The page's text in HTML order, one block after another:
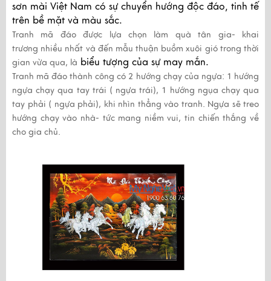
sơn mài Việt Nam có sự chuyển hướng độc đáo, tinh tế
trên bề mặt và màu sắc.
Tranh mã đáo được lựa chọn làm quà tân gia- khai
trương nhiều nhất và đến mẫu thuận buồm xuôi gió trong thời
gian vừa qua, là biểu tượng của sự may mắn.
Tranh mã đáo thành công có 2 hướng chạy của ngựa: 1 hướng
ngựa chạy qua tay trái ( ngựa trái), 1 hướng ngụa chạy qua
tay phải ( ngựa phải), khi nhìn thẳng vào tranh. Ngựa sẽ treo
hướng chạy vào nhà- tức mang niềm vui, tin chiến thắng về
cho gia chủ.